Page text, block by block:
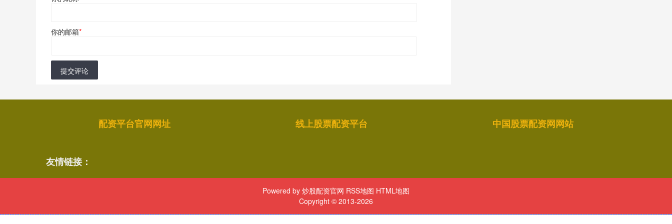
你的邮箱*
提交评论
配资平台官网网址 线上股票配资平台 中国股票配资网网站
友情链接：
Powered by 炒股配资官网 RSS地图 HTML地图
Copyright © 2013-2026